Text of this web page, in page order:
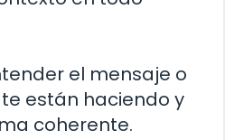
el mensaje o
están haciendo y
coherente.